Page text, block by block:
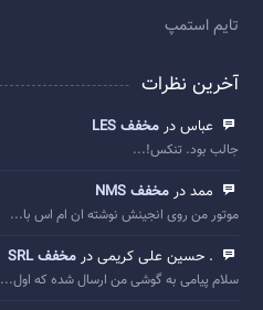
تایم استمپ
آخرین نظرات
عباس در مخفف LES
جالب بود. تنکس!...
ممد در مخفف NMS
موتور من روی انجینش نوشته ان ام اس با...
. حسین علی کریمی در مخفف SRL
سلام پیامی به گوشی من ارسال شده که اول...